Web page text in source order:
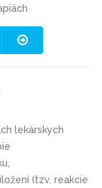
lekárskych
(tzv. reakcie